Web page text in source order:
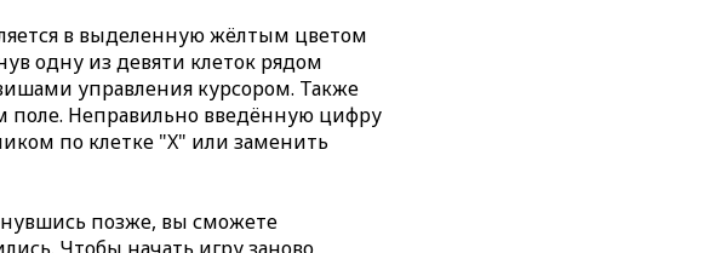
в выделенную жёлтым цветом
одну из девяти клеток рядом
управления курсором. Также
поле. Неправильно введённую цифру
по клетке "X" или заменить
позже, вы сможете